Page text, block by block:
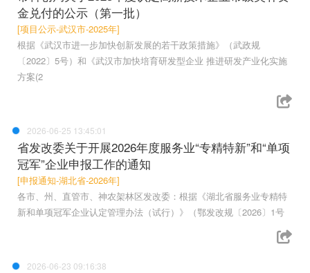
金兑付的公示（第一批）
[项目公示-武汉市-2025年]
根据《武汉市进一步加快创新发展的若干政策措施》（武政规
〔2022〕5号）和《武汉市加快培育研发型企业 推进研发产业化实施
方案(2
2026-06-25 13:45:01
省发改委关于开展2026年度服务业“专精特新”和“单项
冠军”企业申报工作的通知
[申报通知-湖北省-2026年]
各市、州、直管市、神农架林区发改委：根据《湖北省服务业专精特
新和单项冠军企业认定管理办法（试行）》（鄂发改规〔2026〕1号
2026-06-23 09:16:38